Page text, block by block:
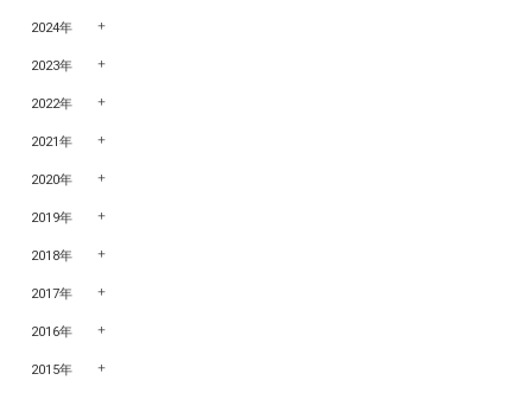
2024年
2023年
2022年
2021年
2020年
2019年
2018年
2017年
2016年
2015年